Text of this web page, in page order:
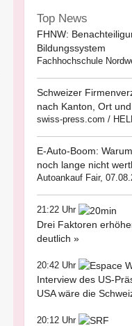
Top News
FHNW:
Bildungssystem
Fachhochschule
Schweizer
nach Kanton, Ort
swiss-press.com /
E-Auto-Boom:
noch lange nicht
Autoankauf Fair,
21:22 Uhr
Drei Faktoren
deutlich »
20:42 Uhr
Interview des US-
USA wäre die
20:12 Uhr